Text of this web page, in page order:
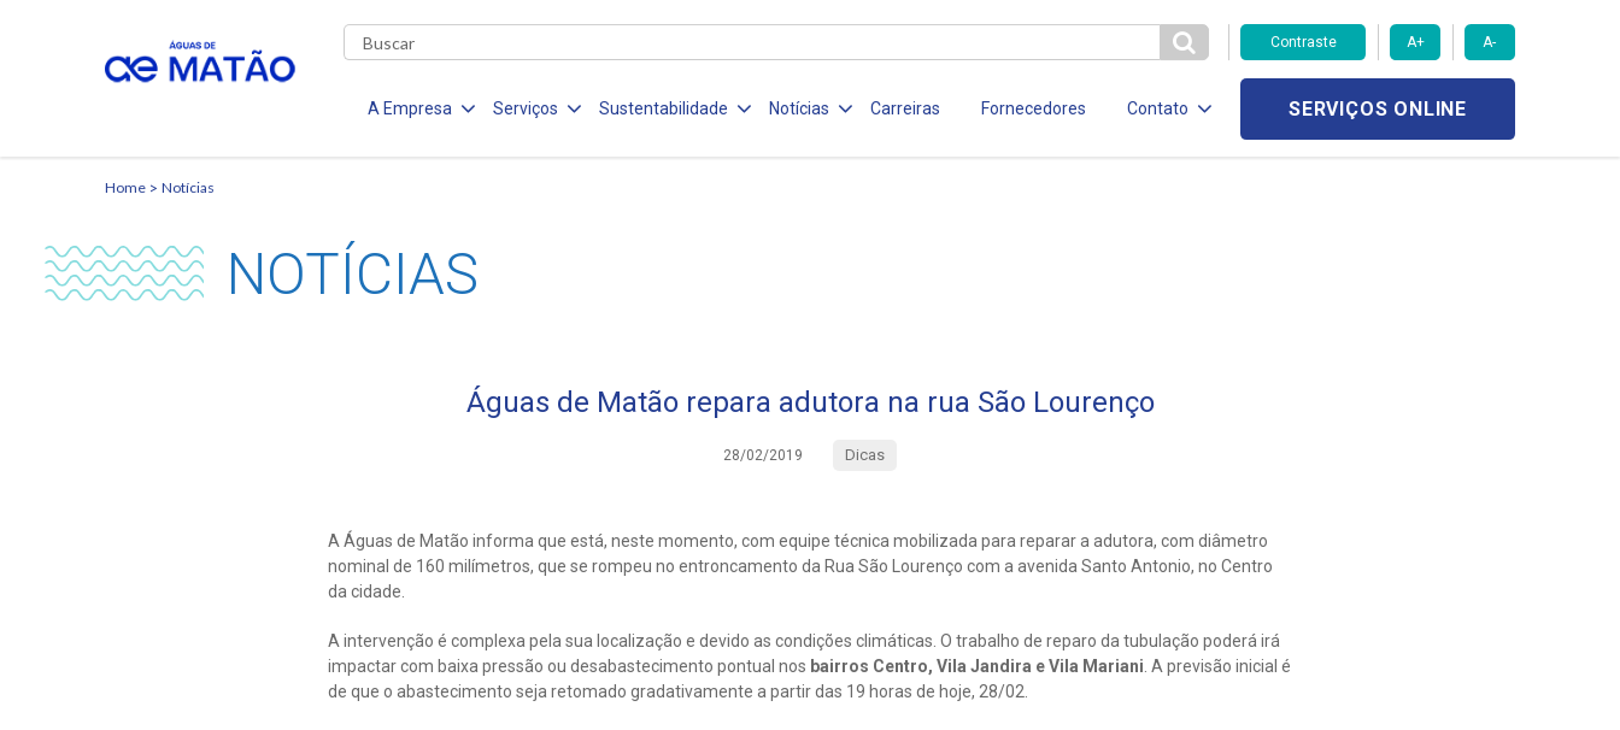
Contraste A+ A-
A Empresa Serviços Sustentabilidade Notícias Carreiras Fornecedores Contato SERVIÇOS ONLINE
Home Notícias
NOTÍCIAS
Águas de Matão repara adutora na rua São Lourenço
28/02/2019 Dicas
A Águas de Matão informa que está, neste momento, com equipe técnica mobilizada para reparar a adutora, com diâmetro
nominal de 160 milímetros, que se rompeu no entroncamento da Rua São Lourenço com a avenida Santo Antonio, no Centro
da cidade.
A intervenção é complexa pela sua localização e devido as condições climáticas. O trabalho de reparo da tubulação poderá irá
impactar com baixa pressão ou desabastecimento pontual nos bairros Centro, Vila Jandira e Vila Mariani . A previsão inicial é
de que o abastecimento seja retomado gradativamente a partir das 19 horas de hoje, 28/02.